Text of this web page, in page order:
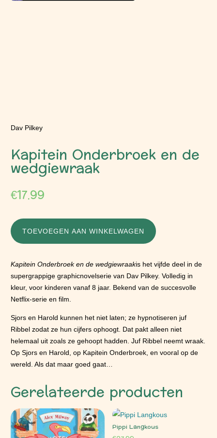
Dav Pilkey
Kapitein Onderbroek en de
wedgiewraak
€17.99
TOEVOEGEN AAN WINKELWAGEN
Kapitein Onderbroek en de wedgiewraakis het vijfde deel in de
supergrappige graphicnovelserie van Dav Pilkey. Volledig in
kleur, voor kinderen vanaf 8 jaar. Bekend van de succesvolle
Netflix-serie en film.
Sjors en Harold kunnen het niet laten; ze hypnotiseren juf
Ribbel zodat ze hun cijfers ophoogt. Dat pakt alleen niet
helemaal uit zoals ze gehoopt hadden. Juf Ribbel neemt wraak.
Op Sjors en Harold, op Kapitein Onderbroek, en vooral op de
wereld. Als dat maar goed gaat…
Gerelateerde producten
Pippi Langkous